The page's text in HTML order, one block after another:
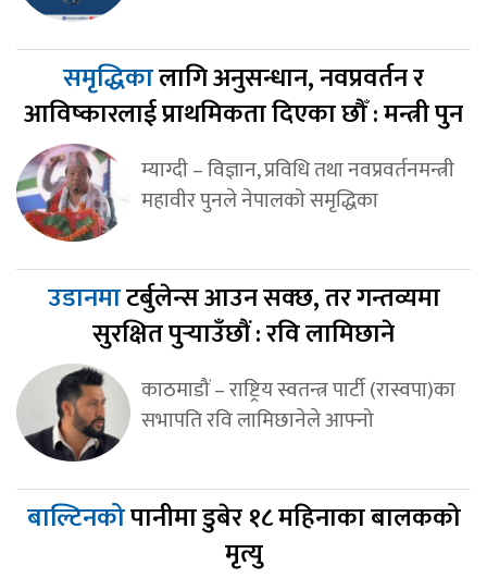
समृद्धिकालागि अनुसन्धान, नवप्रवर्तन र
आविष्कारलाई प्राथमिकता दिएका छौँ : मन्त्री पुन
म्याग्दी – विज्ञान, प्रविधि तथा नवप्रवर्तनमन्त्री
महावीर पुनले नेपालको समृद्धिका
उडानमाटर्बुलेन्स आउन सक्छ, तर गन्तव्यमा
सुरक्षित पुर्‍याउँछौं : रवि लामिछाने
काठमाडौं – राष्ट्रिय स्वतन्त्र पार्टी (रास्वपा)का
सभापति रवि लामिछानेले आफ्नो
बाल्टिनकोपानीमा डुबेर १८ महिनाका बालकको
मृत्यु